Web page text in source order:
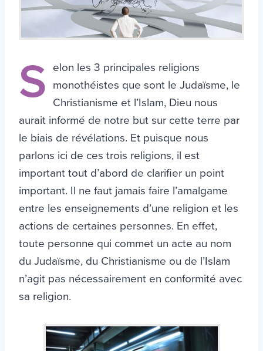
S
elon les 3 principales religions
monothéistes que sont le Judaïsme, le
Christianisme et l’Islam, Dieu nous
aurait informé de notre but sur cette terre par
le biais de révélations. Et puisque nous
parlons ici de ces trois religions, il est
important tout d’abord de clarifier un point
important. Il ne faut jamais faire l’amalgame
entre les enseignements d’une religion et les
actions de certaines personnes. En effet,
toute personne qui commet un acte au nom
du Judaïsme, du Christianisme ou de l’Islam
n’agit pas nécessairement en conformité avec
sa religion.